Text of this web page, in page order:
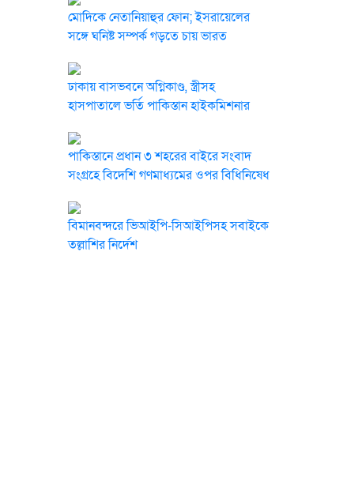
মোদিকে নেতানিয়াহুর ফোন; ইসরায়েলের
সঙ্গে ঘনিষ্ট সম্পর্ক গড়তে চায় ভারত
ঢাকায় বাসভবনে অগ্নিকাণ্ড, স্ত্রীসহ
হাসপাতালে ভর্তি পাকিস্তান হাইকমিশনার
পাকিস্তানে প্রধান ৩ শহরের বাইরে সংবাদ
সংগ্রহে বিদেশি গণমাধ্যমের ওপর বিধিনিষেধ
বিমানবন্দরে ভিআইপি-সিআইপিসহ সবাইকে
তল্লাশির নির্দেশ